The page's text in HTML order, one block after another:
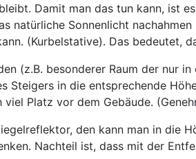
Damit man das tun kann, ist
natürliche Sonnenlicht
(Kurbelstative). Das bedeutet,
(z.B. besonderer Raum der nur
Steigers in die entsprechende
Platz vor dem Gebäude.
den kann man in die
Nachteil ist, dass mit der